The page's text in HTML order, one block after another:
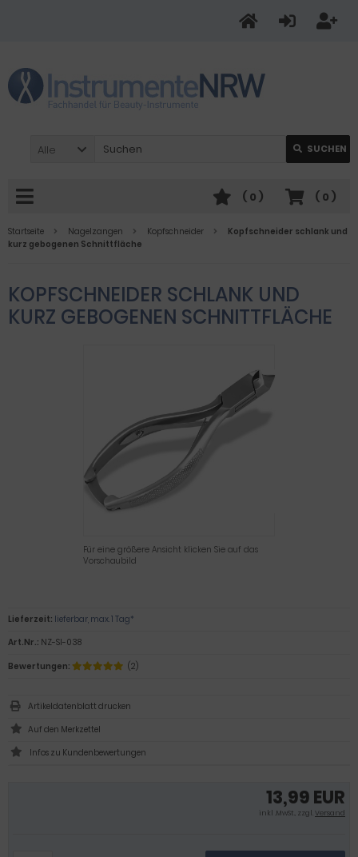
Alle SUCHEN
( 0 )
( 0 )
Startseite Nagelzangen Kopfschneider
Kopfschneider schlank und
kurz gebogenen Schnittfläche
KOPFSCHNEIDER SCHLANK UND
KURZ GEBOGENEN SCHNITTFLÄCHE
Für eine größere Ansicht klicken Sie auf das
Vorschaubild
13,99 EUR
inkl .MwSt., zzgl.Versand
Lieferzeit: lieferbar, max. 1 Tag*
Art.Nr.: NZ-SI-038
Bewertungen:
(2)
Artikeldatenblatt drucken
Infos zu Kundenbewertungen